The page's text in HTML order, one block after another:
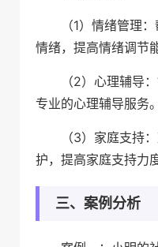
（1）情绪管理
情绪，提高情绪调节
（2）心理辅导
专业的心理辅导服务。
（3）家庭支持
护，提高家庭支持力度
三、案例分析